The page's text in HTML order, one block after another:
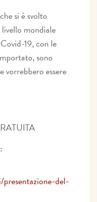
si è svolto
mondiale
19, con le
sono
vorrebbero essere
del-